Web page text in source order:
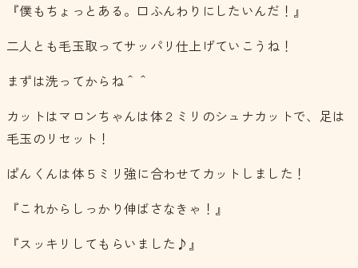
『僕もちょっとある。口ふんわりにしたいんだ！』
二人とも毛玉取ってサッパリ仕上げていこうね！
まずは洗ってからね＾＾
カットはマロンちゃんは体２ミリのシュナカットで、足は
毛玉のリセット！
ぱんくんは体５ミリ強に合わせてカットしました！
『これからしっかり伸ばさなきゃ！』
『スッキリしてもらいました♪』